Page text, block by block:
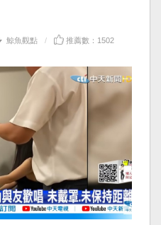
鯨魚觀點 推薦數：1502